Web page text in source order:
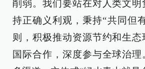
削弱。我们要站在对人类文明
持正确义利观，秉持“共同但
则，积极推动资源节约和生
国际合作，深度参与全球治